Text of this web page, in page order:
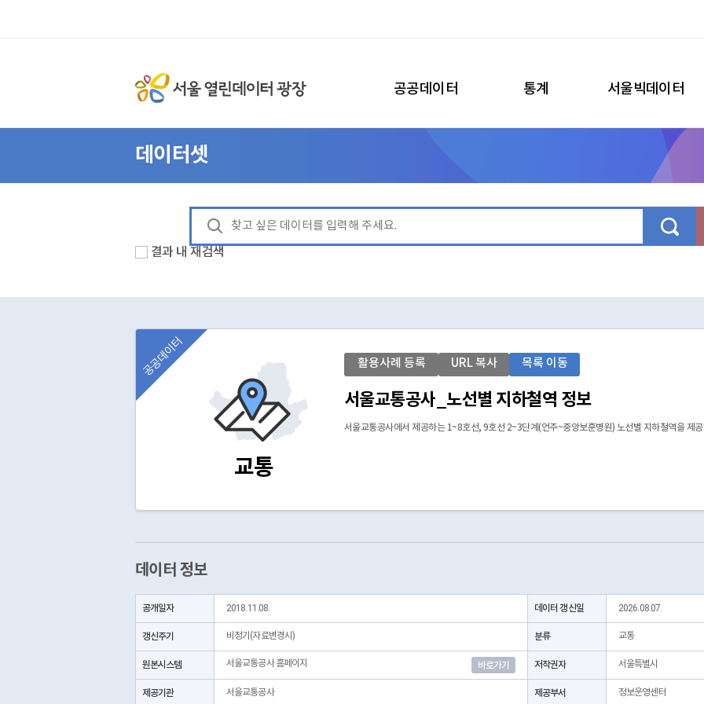
공공데이터 통계 서울빅데이터
데이터셋
결과 내 재검색
교통
공공데이터 활용사례 등록 URL 복사 목록 이동
서울교통공사_노선별 지하철역 정보
서울교통공사에서 제공하는 1~8호선, 9호선 2~3단계(언주~중앙보훈병원) 노선별 지하철역을 제
데이터 정보
공개일자 2018.11.08. 데이터 갱신일 2026.08.07.
갱신주기 비정기(자료변경시) 분류 교통
원본시스템 서울교통공사 홈페이지 바로가기 저작권자 서울특별시
제공기관 서울교통공사 제공부서 정보운영센터